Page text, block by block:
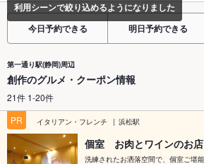
今日予約できる 明日予約できる
第一通り駅(静岡)周辺
創作のグルメ・クーポン情報
21件 1-20件
PR
イタリアン・フレンチ 浜松駅
個室 お肉とワインのお
洗練されたお洒落空間で、個室ご堪能